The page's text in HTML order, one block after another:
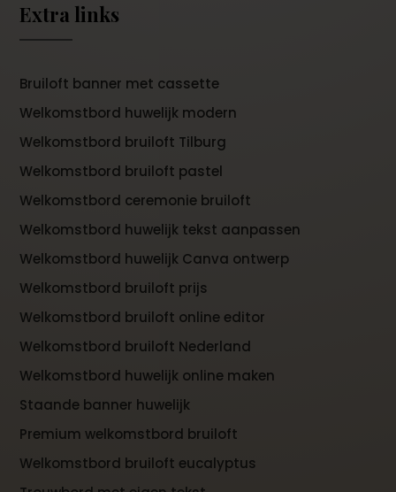
Extra links
Bruiloft banner met cassette
Welkomstbord huwelijk modern
Welkomstbord bruiloft Tilburg
Welkomstbord bruiloft pastel
Welkomstbord ceremonie bruiloft
Welkomstbord huwelijk tekst aanpassen
Welkomstbord huwelijk Canva ontwerp
Welkomstbord bruiloft prijs
Welkomstbord bruiloft online editor
Welkomstbord bruiloft Nederland
Welkomstbord huwelijk online maken
Staande banner huwelijk
Premium welkomstbord bruiloft
Welkomstbord bruiloft eucalyptus